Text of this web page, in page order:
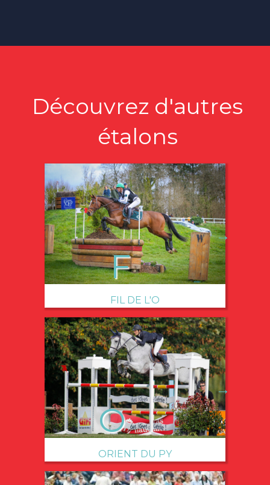
Découvrez d'autres
étalons
FIL DE L'O
→
ORIENT DU PY
→